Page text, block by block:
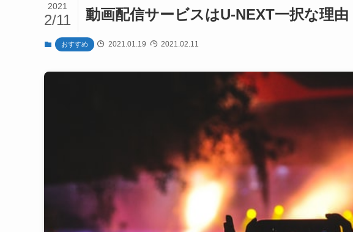
動画配信サービスはU-NEXT一択な理由
2021
2/11
おすすめ 2021.01.19 2021.02.11